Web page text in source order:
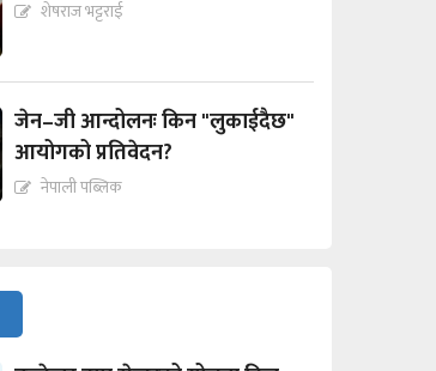
शेषराज भट्टराई
जेन–जी आन्दोलनः किन "लुकाईदैछ"
आयोगको प्रतिवेदन?
नेपाली पब्लिक